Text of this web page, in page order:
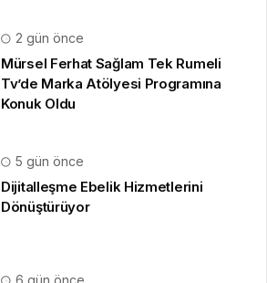
2 gün önce
Mürsel Ferhat Sağlam Tek Rumeli
Tv’de Marka Atölyesi Programına
Konuk Oldu
5 gün önce
Dijitalleşme Ebelik Hizmetlerini
Dönüştürüyor
6 gün önce